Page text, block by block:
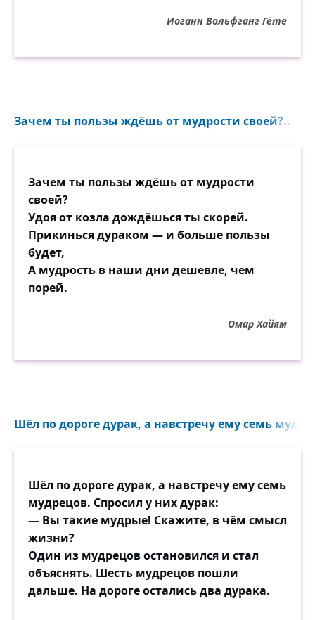
Иоганн Вольфганг Гёте
Зачем ты пользы ждёшь от мудрости своей?..
Зачем ты пользы ждёшь от мудрости
своей?
Удоя от козла дождёшься ты скорей.
Прикинься дураком — и больше пользы
будет,
А мудрость в наши дни дешевле, чем
порей.
Омар Хайям
Шёл по дороге дурак, а навстречу ему семь
Шёл по дороге дурак, а навстречу ему семь
мудрецов. Спросил у них дурак:
— Вы такие мудрые! Скажите, в чём смысл
жизни?
Один из мудрецов остановился и стал
объяснять. Шесть мудрецов пошли
дальше. На дороге остались два дурака.